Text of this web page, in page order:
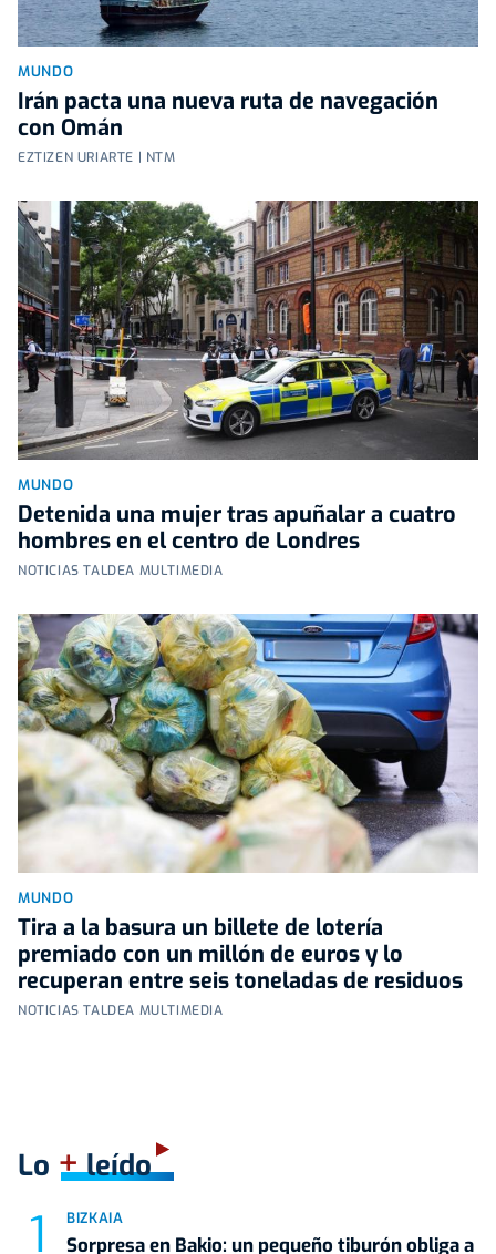
MUNDO
Irán pacta una nueva ruta de navegación
con Omán
EZTIZEN URIARTE | NTM
MUNDO
Detenida una mujer tras apuñalar a cuatro
hombres en el centro de Londres
NOTICIAS TALDEA MULTIMEDIA
MUNDO
Tira a la basura un billete de lotería
premiado con un millón de euros y lo
recuperan entre seis toneladas de residuos
NOTICIAS TALDEA MULTIMEDIA
Lo +leído
BIZKAIA
Sorpresa en Bakio: un pequeño tiburón obliga a